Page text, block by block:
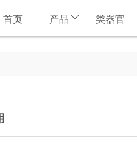
首页 产品 类器官